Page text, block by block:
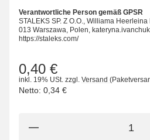
Verantwortliche Person gemäß GPSR
STALEKS SP. Z O.O., Williama
013 Warszawa, Polen,
https://staleks.com/
0,40 €
inkl. 19% USt. zzgl. Versand
Netto: 0,34 €